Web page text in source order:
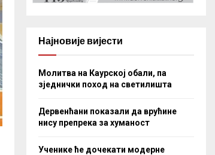
Најновије вијести
Молитва на Каурској обали, па
зједнички поход на светилишта
Дервенћани показали да врућине
нису препрека за хуманост
Ученике ће дочекати модерне